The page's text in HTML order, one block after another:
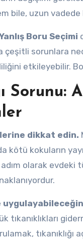
bile, uzun vadede
Boru Seçimi
sorunlara
etkileyebilir.
dikkat edin.
kötü kokuların
adım olarak
tıkanıklıkları
tıkanıklığı